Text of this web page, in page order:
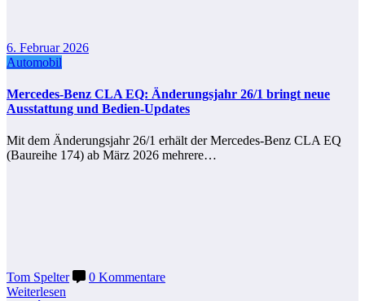
6. Februar 2026
Automobil
Mercedes-Benz CLA EQ: Änderungsjahr 26/1 bringt neue
Ausstattung und Bedien-Updates
Mit dem Änderungsjahr 26/1 erhält der Mercedes-Benz CLA EQ
(Baureihe 174) ab März 2026 mehrere…
Tom Spelter
0 Kommentare
Weiterlesen